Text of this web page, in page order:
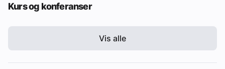
Kurs og konferanser
Vis alle